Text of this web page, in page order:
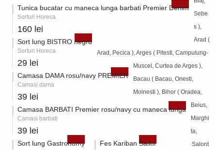
Tunica bucatar cu maneca lunga barbati Premier Denim
Sorturi Horeca
160 lei
Sort lung BISTRO negru
Sorturi Horeca
29 lei
Camasa DAMA rosu/navy PREMIER
Camasi dama
39 lei
Camasa BARBATI Premier rosu/navy cu maneca lunga
Camasi barbati
39 lei
Sort lung Gastronomy Fes Kariban Sailor
Sebe
s ),
Arad (
Arad, Pecica ), Arges ( Pitesti, Campulung-
Muscel, Curtea de Arges ),
Bacau ( Bacau, Onesti,
Moinesti ), Bihor ( Oradea,
Beius,
Marghi
ta,
Salont